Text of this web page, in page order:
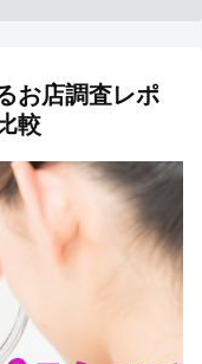
お店調査レポ
較